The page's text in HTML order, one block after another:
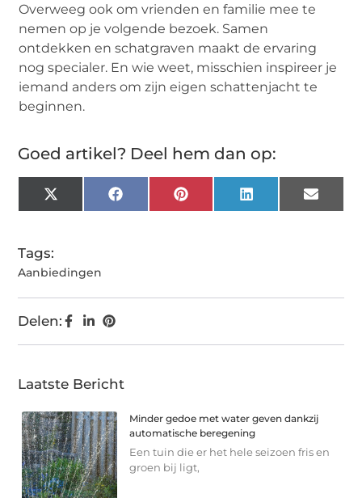
Overweeg ook om vrienden en familie mee te
nemen op je volgende bezoek. Samen
ontdekken en schatgraven maakt de ervaring
nog specialer. En wie weet, misschien inspireer je
iemand anders om zijn eigen schattenjacht te
beginnen.
Goed artikel? Deel hem dan op:
X
(Twitter)
FacebookPinterest LinkedIn Email
Tags:
Aanbiedingen
Delen:
Laatste Bericht
Minder gedoe met water geven dankzij
automatische beregening
Een tuin die er het hele seizoen fris en
groen bij ligt,